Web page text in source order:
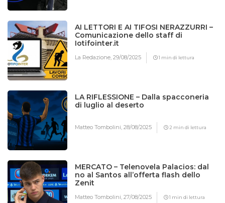
AI LETTORI E AI TIFOSI NERAZZURRI –
Comunicazione dello staff di
Iotifointer.it
La Redazione,29/08/2025 1 min di lettura
LA RIFLESSIONE – Dalla spacconeria
di luglio al deserto
Matteo Tombolini,28/08/2025 2 min di lettura
MERCATO – Telenovela Palacios: dal
no al Santos all’offerta flash dello
Zenit
Matteo Tombolini,27/08/2025 1 min di lettura